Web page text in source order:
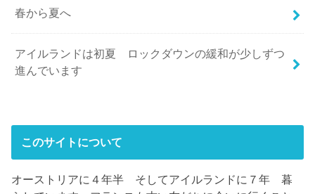
春から夏へ
アイルランドは初夏 ロックダウンの緩和が少しずつ
進んでいます
このサイトについて
オーストリアに４年半 そしてアイルランドに７年 暮